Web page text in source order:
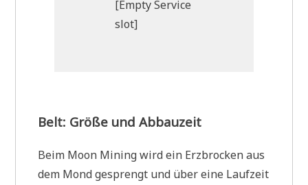
[Empty Service
slot]
Belt: Größe und Abbauzeit
Beim Moon Mining wird ein Erzbrocken aus
dem Mond gesprengt und über eine Laufzeit